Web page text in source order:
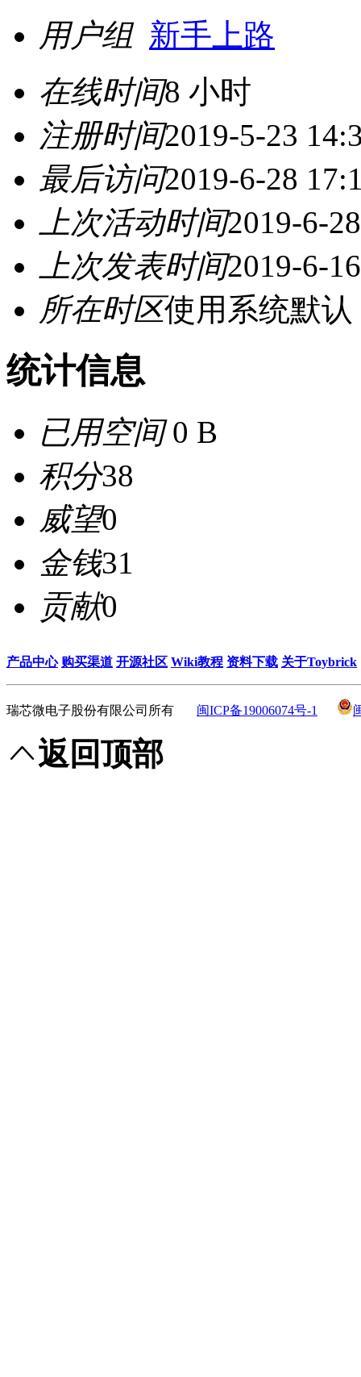
用户组 新手上路
在线时间8 小时
注册时间2019-5-23
最后访问2019-6-28
上次活动时间2019-6-
上次发表时间2019-6-
所在时区使用系统默认
统计信息
已用空间0 B
积分38
威望0
金钱31
贡献0
产品中心 购买渠道 开源社区 Wiki教程 资料下载 关于Toybrick
瑞芯微电子股份有限公司所有 闽ICP备19006074号-1
返回顶部